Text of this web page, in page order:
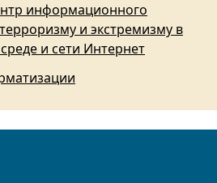
информационного
и экстремизму в
и сети Интернет